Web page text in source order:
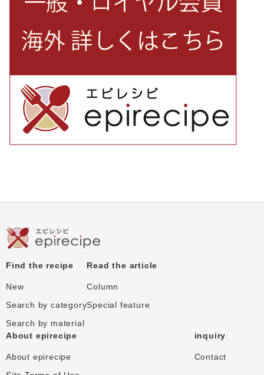
Find the recipe
New
Search by category
Search by material
Read the article
Column
Special feature
About epirecipe
About epirecipe
inquiry
Contact